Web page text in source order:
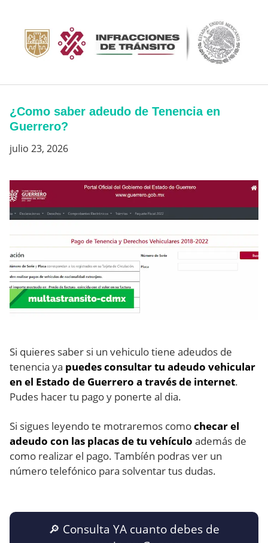
contenido
¿Como saber adeudo de Tenencia en
Guerrero?
julio 23, 2026
Si quieres saber si un vehiculo tiene adeudos de
tenencia ya puedes consultar tu adeudo vehicular
en el Estado de Guerrero a través de internet.
Pudes hacer tu pago y ponerte al dia.
Si sigues leyendo te motraremos comochecar el
adeudo con las placas de tu vehículo además de
como realizar el pago. Tambíén podras ver un
número telefónico para solventar tus dudas.
🔎 Consulta YA cuanto debes de